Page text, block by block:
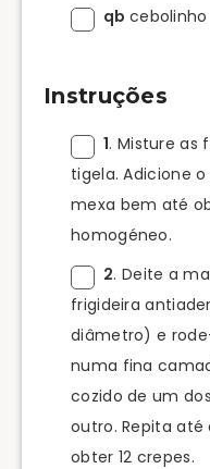
qb cebolinho
Instruções
1. Misture as
tigela. Adicione
mexa bem até
homogéneo.
2. Deite a
frigideira
diâmetro) e
numa fina
cozido de um
outro. Repita até
obter 12 crepes.